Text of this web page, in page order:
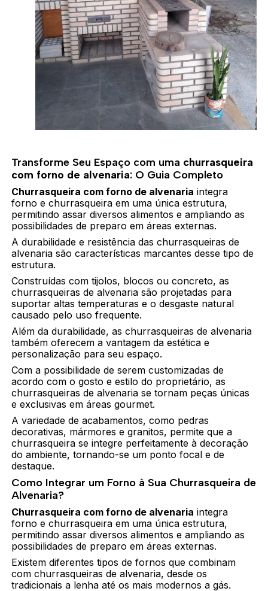
Transforme Seu Espaço com uma churrasqueira
com forno de alvenaria: O Guia Completo
Churrasqueira com forno de alvenaria integra
forno e churrasqueira em uma única estrutura,
permitindo assar diversos alimentos e ampliando as
possibilidades de preparo em áreas externas.
A durabilidade e resistência das churrasqueiras de
alvenaria são características marcantes desse tipo de
estrutura.
Construídas com tijolos, blocos ou concreto, as
churrasqueiras de alvenaria são projetadas para
suportar altas temperaturas e o desgaste natural
causado pelo uso frequente.
Além da durabilidade, as churrasqueiras de alvenaria
também oferecem a vantagem da estética e
personalização para seu espaço.
Com a possibilidade de serem customizadas de
acordo com o gosto e estilo do proprietário, as
churrasqueiras de alvenaria se tornam peças únicas
e exclusivas em áreas gourmet.
A variedade de acabamentos, como pedras
decorativas, mármores e granitos, permite que a
churrasqueira se integre perfeitamente à decoração
do ambiente, tornando-se um ponto focal e de
destaque.
Como Integrar um Forno à Sua Churrasqueira de
Alvenaria?
Churrasqueira com forno de alvenaria integra
forno e churrasqueira em uma única estrutura,
permitindo assar diversos alimentos e ampliando as
possibilidades de preparo em áreas externas.
Existem diferentes tipos de fornos que combinam
com churrasqueiras de alvenaria, desde os
tradicionais a lenha até os mais modernos a gás.